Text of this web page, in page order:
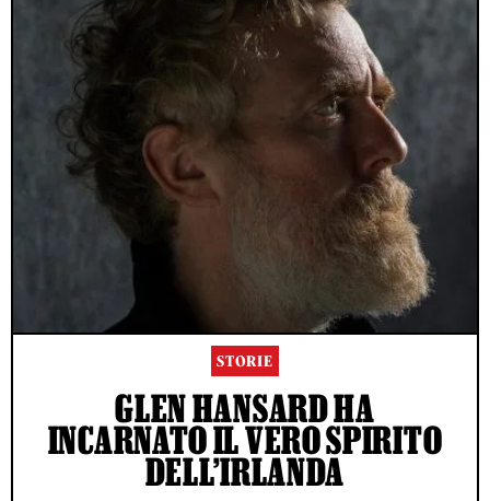
STORIE
GLEN HANSARD HA
INCARNATO IL VERO SPIRITO
DELL’IRLANDA